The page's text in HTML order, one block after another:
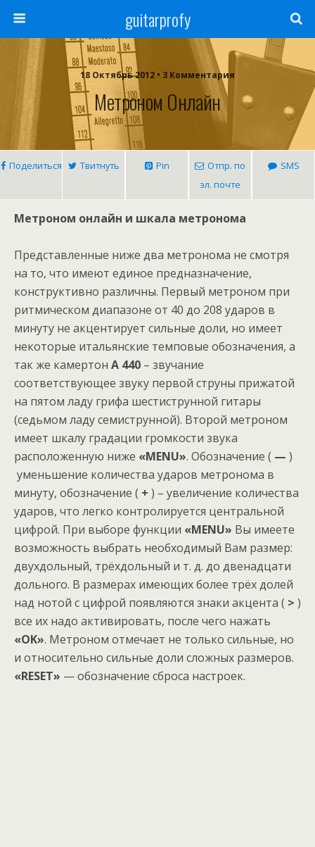
guitarprofy
18 Октябрь 2012 • 3 Комментария
Метроном Онлайн
Поделиться Твитнуть Pin
Отпр. по
эл. почте
SMS
Метроном онлайн и шкала метронома
Представленные ниже два метронома не смотря
на то, что имеют единое предназначение,
конструктивно различны. Первый метроном при
ритмическом диапазоне от 40 до 208 ударов в
минуту не акцентирует сильные доли, но имеет
некоторые итальянские темповые обозначения, а
так же камертон A 440 – звучание
соответствующее звуку первой струны прижатой
на пятом ладу грифа шестиструнной гитары
(седьмом ладу семиструнной). Второй метроном
имеет шкалу градации громкости звука
расположенную ниже «MENU». Обозначение ( — )
уменьшение количества ударов метронома в
минуту, обозначение ( + ) – увеличение количества
ударов, что легко контролируется центральной
цифрой. При выборе функции «MENU» Вы имеете
возможность выбрать необходимый Вам размер:
двухдольный, трёхдольный и т. д. до двенадцати
дольного. В размерах имеющих более трёх долей
над нотой с цифрой появляются знаки акцента ( > )
все их надо активировать, после чего нажать
«OK». Метроном отмечает не только сильные, но
и относительно сильные доли сложных размеров.
«RESET» — обозначение сброса настроек.